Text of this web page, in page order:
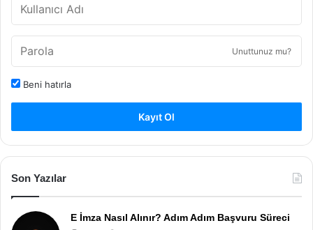
Unuttunuz mu?
Beni hatırla
Kayıt Ol
Son Yazılar
E İmza Nasıl Alınır? Adım Adım Başvuru Süreci